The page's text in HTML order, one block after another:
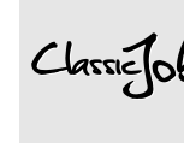
Jensen Motor
and stylish GT's.
presented on the
given strong and